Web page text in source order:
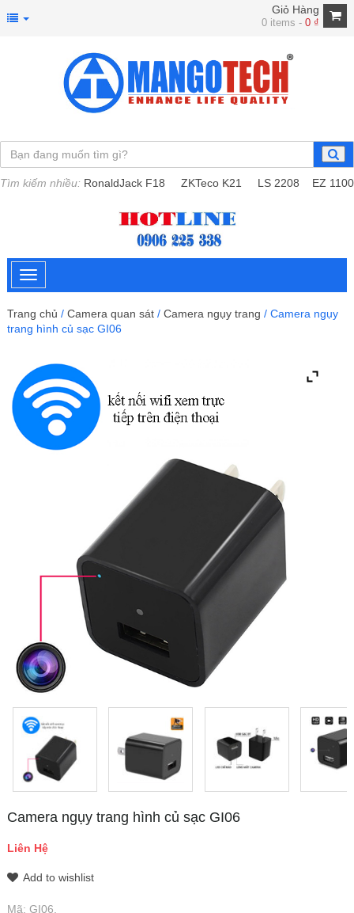
Giỏ Hàng
0 items -0 ₫
Tìm kiếm nhiều: RonaldJack F18 ZKTeco K21 LS 2208 EZ 1100
Trang chủ / Camera quan sát / Camera ngụy trang / Camera ngụy
trang hình củ sạc GI06
Camera ngụy trang hình củ sạc GI06
Liên Hệ
Add to wishlist
Mã: GI06